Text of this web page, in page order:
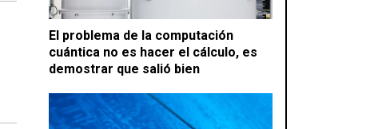
El problema de la computación
cuántica no es hacer el cálculo, es
demostrar que salió bien